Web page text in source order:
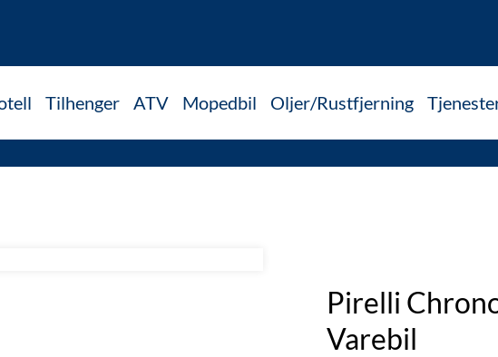
Tilhenger ATV Mopedbil Oljer/Rustfjerning
Pirelli
Varebil